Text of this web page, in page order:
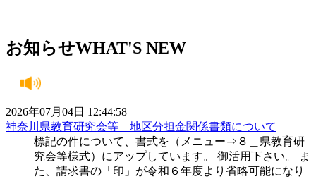
お知らせWHAT'S NEW
2026年07月04日 12:44:58
神奈川県教育研究会等 地区分担金関係書類について
標記の件について、書式を（メニュー⇒８＿県教育研
究会等様式）にアップしています。 御活用下さい。 ま
た、請求書の「印」が令和６年度より省略可能になり